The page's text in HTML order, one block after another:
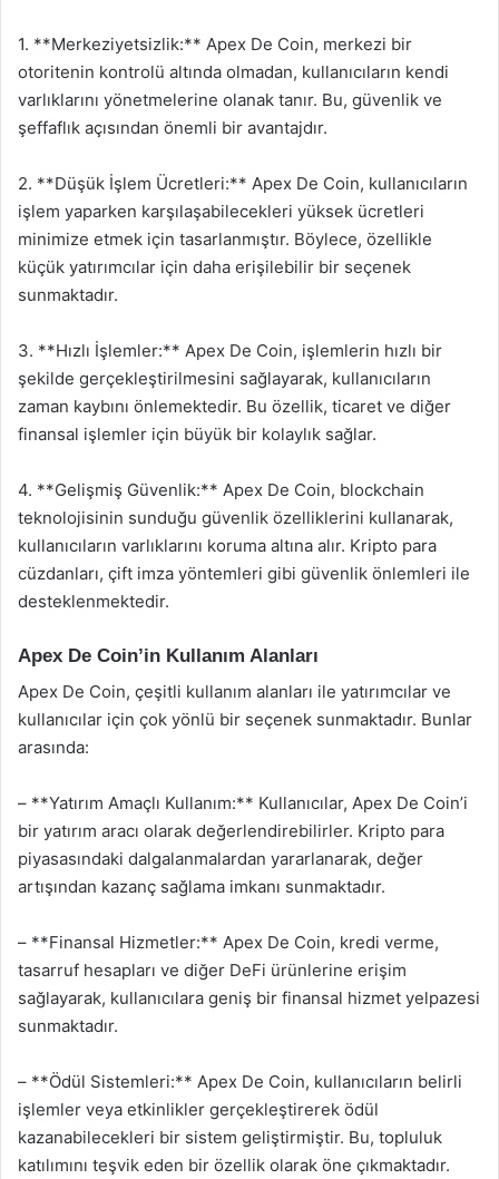
1. **Merkeziyetsizlik:** Apex De Coin, merkezi bir
otoritenin kontrolü altında olmadan, kullanıcıların kendi
varlıklarını yönetmelerine olanak tanır. Bu, güvenlik ve
şeffaflık açısından önemli bir avantajdır.
2. **Düşük İşlem Ücretleri:** Apex De Coin, kullanıcıların
işlem yaparken karşılaşabilecekleri yüksek ücretleri
minimize etmek için tasarlanmıştır. Böylece, özellikle
küçük yatırımcılar için daha erişilebilir bir seçenek
sunmaktadır.
3. **Hızlı İşlemler:** Apex De Coin, işlemlerin hızlı bir
şekilde gerçekleştirilmesini sağlayarak, kullanıcıların
zaman kaybını önlemektedir. Bu özellik, ticaret ve diğer
finansal işlemler için büyük bir kolaylık sağlar.
4. **Gelişmiş Güvenlik:** Apex De Coin, blockchain
teknolojisinin sunduğu güvenlik özelliklerini kullanarak,
kullanıcıların varlıklarını koruma altına alır. Kripto para
cüzdanları, çift imza yöntemleri gibi güvenlik önlemleri ile
desteklenmektedir.
Apex De Coin’in Kullanım Alanları
Apex De Coin, çeşitli kullanım alanları ile yatırımcılar ve
kullanıcılar için çok yönlü bir seçenek sunmaktadır. Bunlar
arasında:
– **Yatırım Amaçlı Kullanım:** Kullanıcılar, Apex De Coin’i
bir yatırım aracı olarak değerlendirebilirler. Kripto para
piyasasındaki dalgalanmalardan yararlanarak, değer
artışından kazanç sağlama imkanı sunmaktadır.
– **Finansal Hizmetler:** Apex De Coin, kredi verme,
tasarruf hesapları ve diğer DeFi ürünlerine erişim
sağlayarak, kullanıcılara geniş bir finansal hizmet yelpazesi
sunmaktadır.
– **Ödül Sistemleri:** Apex De Coin, kullanıcıların belirli
işlemler veya etkinlikler gerçekleştirerek ödül
kazanabilecekleri bir sistem geliştirmiştir. Bu, topluluk
katılımını teşvik eden bir özellik olarak öne çıkmaktadır.